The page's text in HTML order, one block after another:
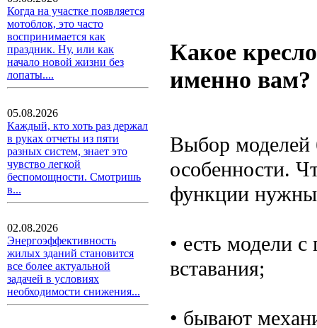
Когда на участке появляется
мотоблок, это часто
воспринимается как
праздник. Ну, или как
начало новой жизни без
лопаты....
05.08.2026
Каждый, кто хоть раз держал
в руках отчеты из пяти
разных систем, знает это
чувство легкой
беспомощности. Смотришь
в...
02.08.2026
Энергоэффективность
жилых зданий становится
все более актуальной
задачей в условиях
необходимости снижения...
Какое
именно вам?
Выбор
особенности.
функции
• есть модели
вставания;
• бывают